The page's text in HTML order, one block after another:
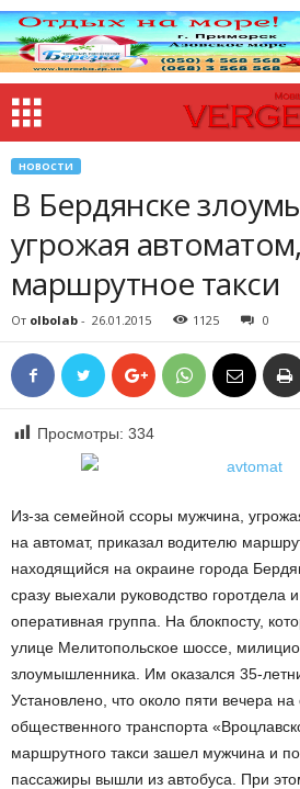
НОВОСТИ
В Бердянске
угрожая
маршрутное такси
От olbolab - 26.01.2015 1125 0
Просмотры: 334
Из-за семейной ссоры мужчина,
на автомат, приказал водителю
находящийся на окраине города
сразу выехали руководство горотдела
оперативная группа. На блокпосту,
улице Мелитопольское шоссе,
злоумышленника. Им оказался 35-
Установлено, что около пяти вечера на
общественного транспорта
маршрутного такси зашел мужчина и
пассажиры вышли из автобуса. При